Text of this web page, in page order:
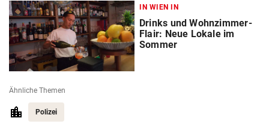
IN WIEN IN
Drinks und Wohnzimmer-
Flair: Neue Lokale im
Sommer
Ähnliche Themen
Polizei